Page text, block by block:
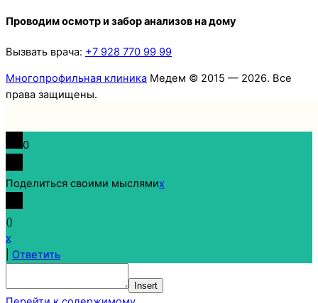
Проводим осмотр и забор анализов на дому
Вызвать врача: +7 928 770 99 99
Многопрофильная клиника Медем © 2015 — 2026. Все
права защищены.
0
Поделиться своими мыслямиx
()
x
Ответить
Insert